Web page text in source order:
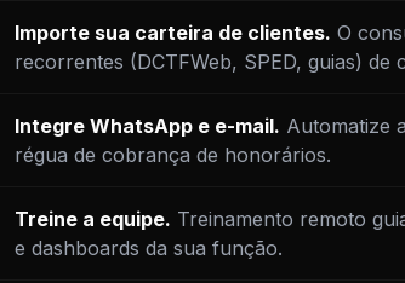
Importe sua carteira de clientes. O
recorrentes (DCTFWeb, SPED, guias)
Integre WhatsApp e e-mail. Automatize
régua de cobrança de honorários.
Treine a equipe. Treinamento remoto
e dashboards da sua função.